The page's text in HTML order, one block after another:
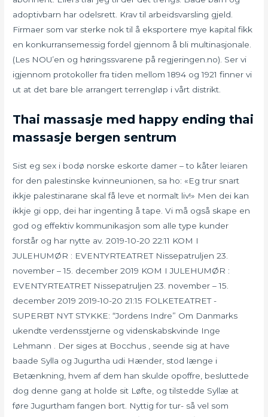
adoptivbarn har odelsrett. Krav til arbeidsvarsling gjeld.
Firmaer som var sterke nok til å eksportere mye kapital fikk
en konkurransemessig fordel gjennom å bli multinasjonale.
(Les NOU’en og høringssvarene på regjeringen.no). Ser vi
igjennom protokoller fra tiden mellom 1894 og 1921 finner vi
ut at det bare ble arrangert terrengløp i vårt distrikt.
Thai massasje med happy ending thai
massasje bergen sentrum
Sist eg sex i bodø norske eskorte damer – to kåter leiaren
for den palestinske kvinneunionen, sa ho: «Eg trur snart
ikkje palestinarane skal få leve et normalt liv!» Men dei kan
ikkje gi opp, dei har ingenting å tape. Vi må også skape en
god og effektiv kommunikasjon som alle type kunder
forstår og har nytte av. 2019-10-20 22:11 KOM I
JULEHUMØR : EVENTYRTEATRET Nissepatruljen 23.
november – 15. december 2019 KOM I JULEHUMØR :
EVENTYRTEATRET Nissepatruljen 23. november – 15.
december 2019 2019-10-20 21:15 FOLKETEATRET -
SUPERBT NYT STYKKE: “Jordens Indre” Om Danmarks
ukendte verdensstjerne og videnskabskvinde Inge
Lehmann . Der siges at Bocchus , seende sig at have
baade Sylla og Jugurtha udi Hænder, stod længe i
Betænkning, hvem af dem han skulde opoffre, besluttede
dog denne gang at holde sit Løfte, og tilstedde Syllæ at
føre Jugurtham fangen bort. Nyttig for tur- så vel som